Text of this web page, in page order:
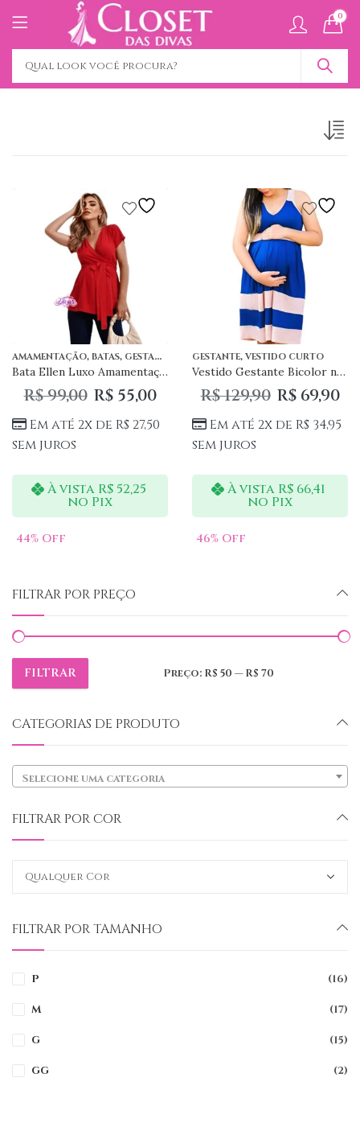
0
AMAMENTAÇÃO, BATAS, GESTANTE
Bata Ellen Luxo Amamentação
R$99,00 R$55,00
Em até 2x de R$ 27,50
sem juros
À vista R$52,25
no Pix
44% Off
GESTANTE, VESTIDO CURTO
Vestido Gestante Bicolor no Joelho
R$129,90 R$69,90
Em até 2x de R$ 34,95
sem juros
À vista R$ 66,41
no Pix
46% Off
FILTRAR POR PREÇO
Preço
Preço
FILTRAR Preço: R$ 50 —R$ 70
CATEGORIAS DE PRODUTO
Selecione uma categoria
FILTRAR POR COR
FILTRAR POR TAMANHO
P (16)
M (17)
G (15)
GG (2)